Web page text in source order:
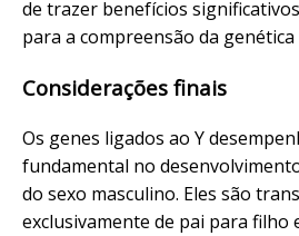
de trazer benefícios
para a compreensão da genética
Considerações finais
Os genes ligados ao Y
fundamental no
do sexo masculino. Eles são
exclusivamente de pai para filho